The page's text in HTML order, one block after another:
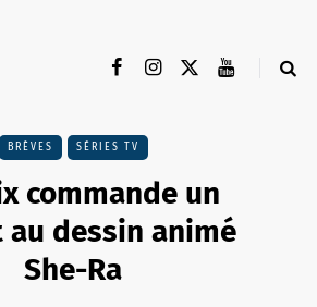
BRÈVES SÉRIES TV
commande un
au dessin animé
She-Ra